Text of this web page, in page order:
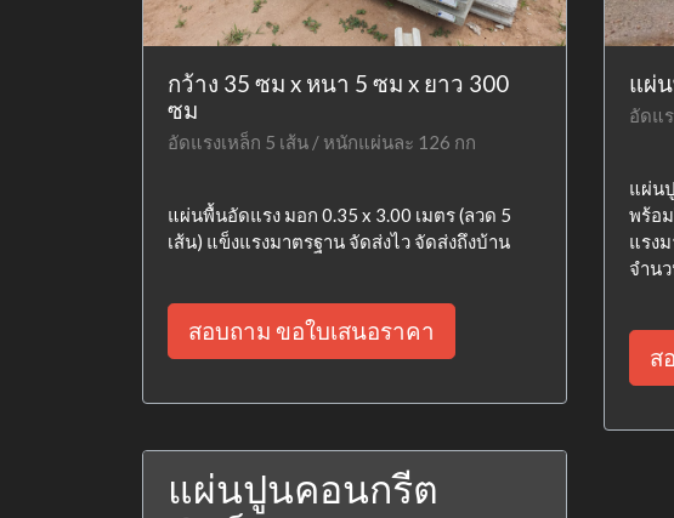
กว้าง 35 ซม x หนา 5 ซม x ยาว 300
ซม
อัดแรงเหล็ก 5 เส้น / หนักแผ่นละ 126 กก
แผ่นพื้นอัดแรง มอก 0.35 x 3.00 เมตร (ลวด 5
เส้น) แข็งแรงมาตรฐาน จัดส่งไว จัดส่งถึงบ้าน
สอบถาม ขอใบเสนอราคา
แผ่
อัดแ
แผ่น
พร้อ
แรง
จำน
ส
แผ่นปูนคอนกรีต